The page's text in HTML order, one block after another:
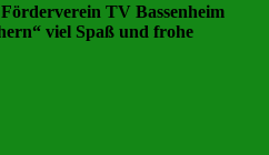
TV Bassenheim
viel Spaß und frohe